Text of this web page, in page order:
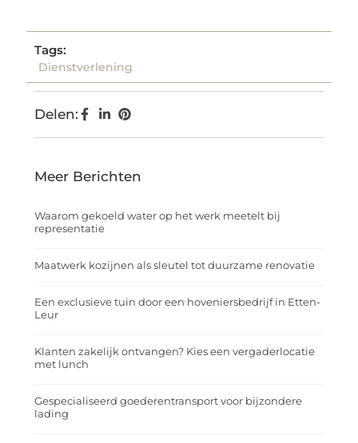
Tags:
Dienstverlening
Delen:
Meer Berichten
Waarom gekoeld water op het werk meetelt bij
representatie
Maatwerk kozijnen als sleutel tot duurzame renovatie
Een exclusieve tuin door een hoveniersbedrijf in Etten-
Leur
Klanten zakelijk ontvangen? Kies een vergaderlocatie
met lunch
Gespecialiseerd goederentransport voor bijzondere
lading